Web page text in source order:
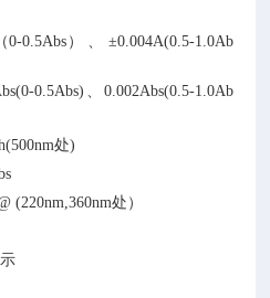
0-0.5Abs ） 、 ±0.004A(0.5-1.0Ab
0.5Abs) 、 0.002Abs(0.5-1.0Ab
处)
(220nm,360nm处 ）